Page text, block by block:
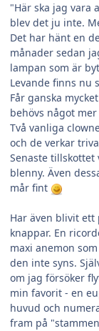
"Här ska jag vara
blev det ju inte.
Det har hänt en
månader sedan
lampan som är
Levande finns nu
Får ganska
behövs något
Två vanliga
och de verkar
Senaste tillskottet
blenny. Även
mår fint
Har även blivit ett
knappar. En
maxi anemon
den inte syns.
om jag försöker
min favorit - en
huvud och
fram på